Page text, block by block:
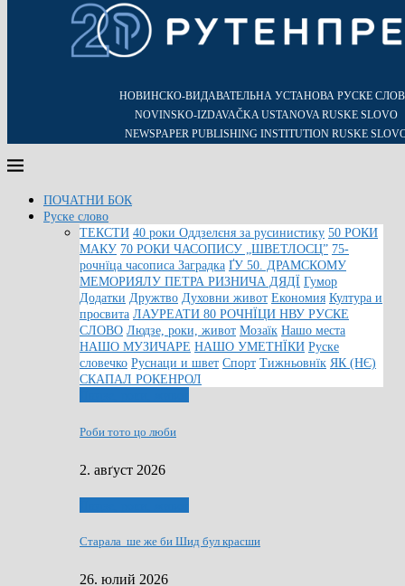
НОВИНСКО-ВИДАВАТЕЛЬНА УСТАНОВА РУСКЕ
NOVINSKO-IZDAVAČKA USTANOVA RUSKE SLOVO
NEWSPAPER PUBLISHING INSTITUTION RUSKE
ПОЧАТНИ БОК
Руске слово
ТЕКСТИ 40 роки Оддзелєня за русинистику 50 РОКИ
МАКУ 70 РОКИ ЧАСОПИСУ „ШВЕТЛОСЦ” 75-
рочнїца часописа Заградка ҐУ 50. ДРАМСКОМУ
МЕМОРИЯЛУ ПЕТРА РИЗНИЧА ДЯДЇ Гумор
Додатки Дружтво Духовни живот Економия Култура и
просвита ЛАУРЕАТИ 80 РОЧНЇЦИ НВУ РУСКЕ
СЛОВО Людзе, роки, живот Мозаїк Нашо места
НАШО МУЗИЧАРЕ НАШО УМЕТНЇКИ Руске
словечко Руснаци и швет Спорт Тижньовнїк ЯК (НЄ)
СКАПАЛ РОКЕНРОЛ
Роби тото цо люби
2. авґуст 2026
Старала ше же би Шид бул красши
26. юлий 2026